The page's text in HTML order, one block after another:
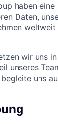
haben
Daten,
wir uns
unseres
uns